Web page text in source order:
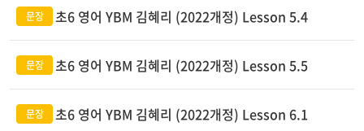
초6 영어 YBM 김혜리 (2022개정) Lesson 5.4
초6 영어 YBM 김혜리 (2022개정) Lesson 5.5
초6 영어 YBM 김혜리 (2022개정) Lesson 6.1